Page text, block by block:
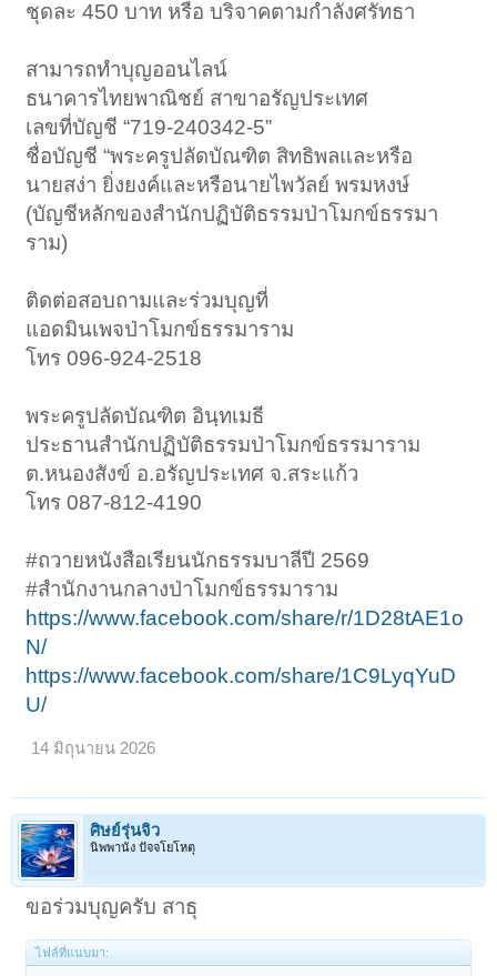
ชุดละ 450 บาท หรือ บริจาคตามกำลังศรัทธา
สามารถทำบุญออนไลน์
ธนาคารไทยพาณิชย์ สาขาอรัญประเทศ
เลขที่บัญชี “719-240342-5”
ชื่อบัญชี “พระครูปลัดบัณฑิต สิทธิพลและหรือ
นายสง่า ยิ่งยงค์และหรือนายไพวัลย์ พรมหงษ์
(บัญชีหลักของสำนักปฏิบัติธรรมป่าโมกข์ธรรมา
ราม)
ติดต่อสอบถามและร่วมบุญที่
แอดมินเพจป่าโมกข์ธรรมาราม
โทร 096-924-2518
พระครูปลัดบัณฑิต อินฺทเมธี
ประธานสำนักปฏิบัติธรรมป่าโมกข์ธรรมาราม
ต.หนองสังข์ อ.อรัญประเทศ จ.สระแก้ว
โทร 087-812-4190
#ถวายหนังสือเรียนนักธรรมบาลีปี 2569
#สำนักงานกลางป่าโมกข์ธรรมาราม
https://www.facebook.com/share/r/1D28tAE1o
N/
https://www.facebook.com/share/1C9LyqYuD
U/
14 มิถุนายน 2026
ศิษย์รุ่นจิ๋ว
นิพพานัง ปัจจโยโหตุ
ขอร่วมบุญครับ สาธุ
ไฟล์ที่แนบมา: